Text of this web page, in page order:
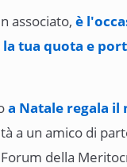
associato, è
tua quota e
a Natale regala il
a un amico di
della